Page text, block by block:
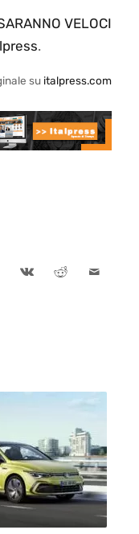
VELOCI
.
su italpress.com